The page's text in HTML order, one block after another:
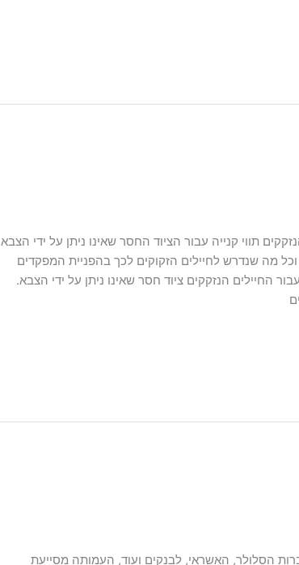
תווי קנייה עבור הציוד החסר שאינו ניתן על ידי הצבא
וכל מה שנדרש לחיילים הזקוקים לכך בהפניית המפקדים
החיילים הנזקקים ציוד חסר שאינו ניתן על ידי הצבא.
הסלולר, האשראי, לבנקים ועוד, העמותה מסייעת